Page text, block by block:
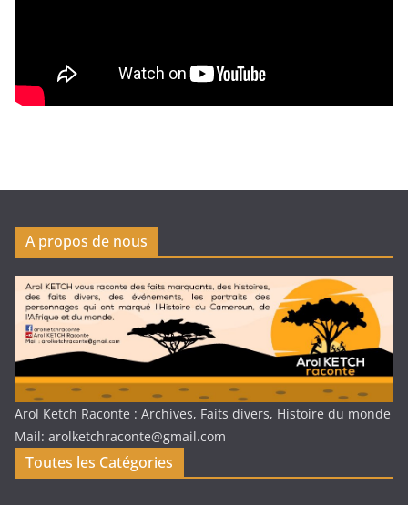
A propos de nous
Arol Ketch Raconte : Archives, Faits divers, Histoire du monde
Mail: arolketchraconte@gmail.com
Toutes les Catégories